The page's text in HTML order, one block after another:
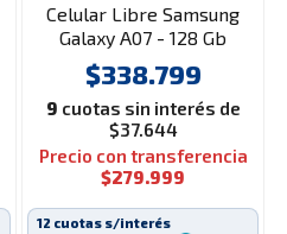
Celular Libre Samsung
Galaxy A07 - 128 Gb
Sm-A075mzgwaro
Verde
$338.799
9 cuotas sin interés de
$37.644
Precio con transferencia
$279.999
12 cuotas s/interés